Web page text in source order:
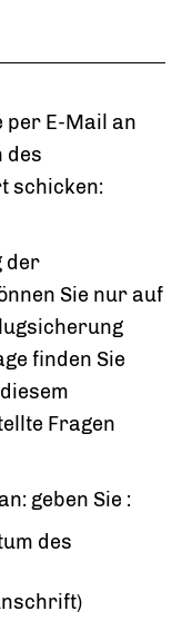
per E-Mail an
des
schicken:
der
Sie nur auf
finden Sie
Fragen
geben Sie :
des